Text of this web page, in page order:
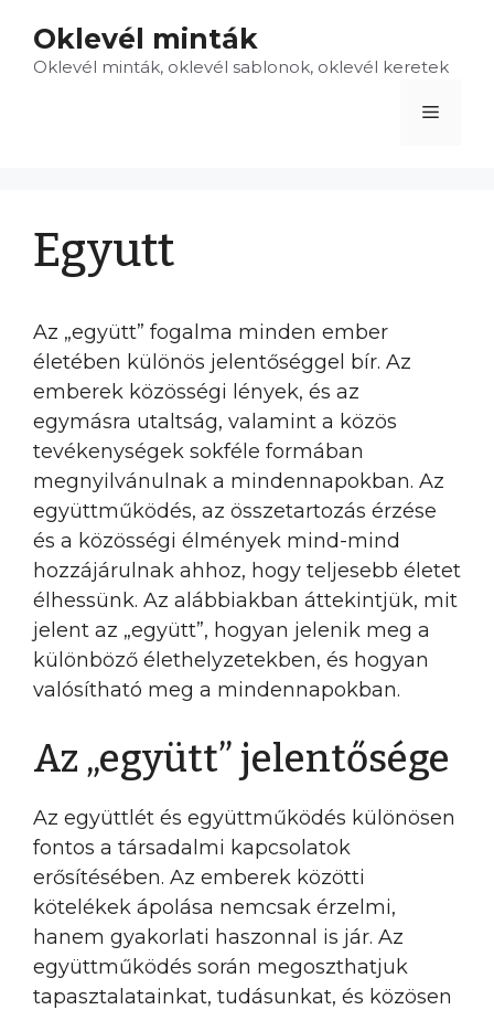
tartalomba
Oklevél minták
Oklevél minták, oklevél sablonok, oklevél keretek
Menü
Egyutt
Az „együtt” fogalma minden ember
életében különös jelentőséggel bír. Az
emberek közösségi lények, és az
egymásra utaltság, valamint a közös
tevékenységek sokféle formában
megnyilvánulnak a mindennapokban. Az
együttműködés, az összetartozás érzése
és a közösségi élmények mind-mind
hozzájárulnak ahhoz, hogy teljesebb életet
élhessünk. Az alábbiakban áttekintjük, mit
jelent az „együtt”, hogyan jelenik meg a
különböző élethelyzetekben, és hogyan
valósítható meg a mindennapokban.
Az „együtt” jelentősége
Az együttlét és együttműködés különösen
fontos a társadalmi kapcsolatok
erősítésében. Az emberek közötti
kötelékek ápolása nemcsak érzelmi,
hanem gyakorlati haszonnal is jár. Az
együttműködés során megoszthatjuk
tapasztalatainkat, tudásunkat, és közösen